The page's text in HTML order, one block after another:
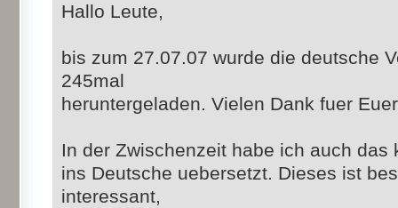
Hallo Leute,
bis zum 27.07.07 wurde die deutsche
245mal
heruntergeladen. Vielen Dank fuer
In der Zwischenzeit habe ich auch das
ins Deutsche uebersetzt. Dieses ist
interessant,